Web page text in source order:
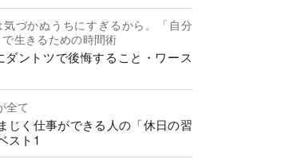
気づかぬうちにすぎるから。「自分
生きるための時間術
ダントツで後悔すること・ワース
全て
じく仕事ができる人の「休日の習
スト1